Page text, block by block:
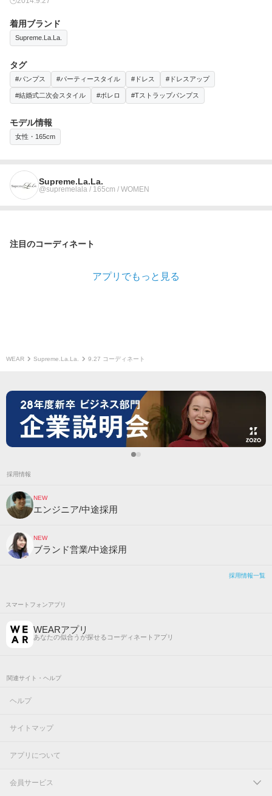
着用ブランド
Supreme.La.La.
タグ
#パンプス #パーティースタイル #ドレス #ドレスアップ
#結婚式二次会スタイル #ボレロ #Tストラップパンプス
モデル情報
女性・165cm
Supreme.La.La.
@supremelala / 165cm / WOMEN
注目のコーディネート
アプリでもっと見る
WEAR Supreme.La.La. 9.27 コーディネート
採用情報
NEW
エンジニア/中途採用
NEW
ブランド営業/中途採用
採用情報一覧
スマートフォンアプリ
WEARアプリ
あなたの似合うが探せるコーディネートアプリ
関連サイト・ヘルプ
ヘルプ
サイトマップ
アプリについて
会員サービス